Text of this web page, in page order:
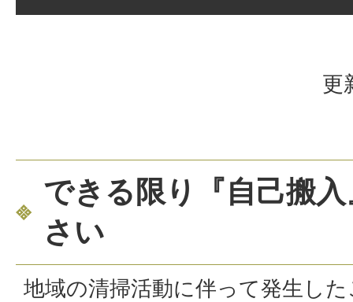
更
できる限り『自己搬
さい
地域の清掃活動に伴って発生し